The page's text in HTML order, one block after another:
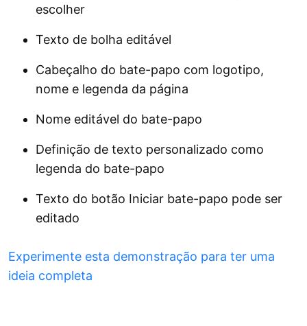
escolher
Texto de bolha editável
Cabeçalho do bate-papo com logotipo,
nome e legenda da página
Nome editável do bate-papo
Definição de texto personalizado como
legenda do bate-papo
Texto do botão Iniciar bate-papo pode ser
editado
Experimente esta demonstração para ter uma
ideia completa